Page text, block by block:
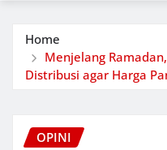
Home
Menjelang
Distribusi agar Harga
OPINI